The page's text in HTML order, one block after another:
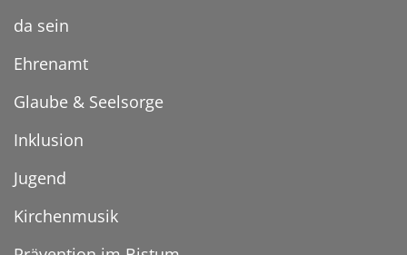
da sein
Ehrenamt
Glaube & Seelsorge
Inklusion
Jugend
Kirchenmusik